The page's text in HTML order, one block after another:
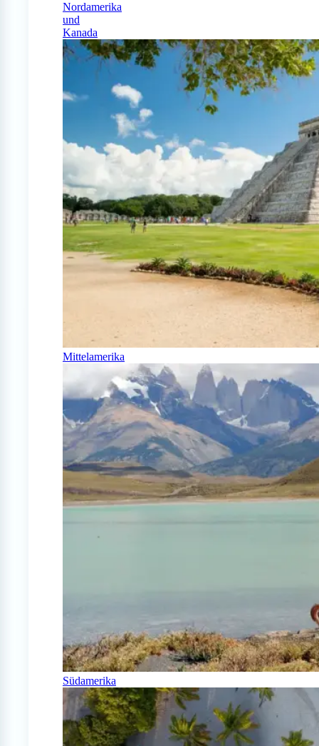
Nordamerika
und
Kanada
Mittelamerika
Südamerika